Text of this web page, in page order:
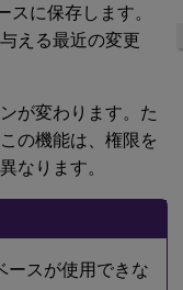
に保存します。
える最近の変更
が変わります。た
の機能は、権限を
なります。
ースが使用できな